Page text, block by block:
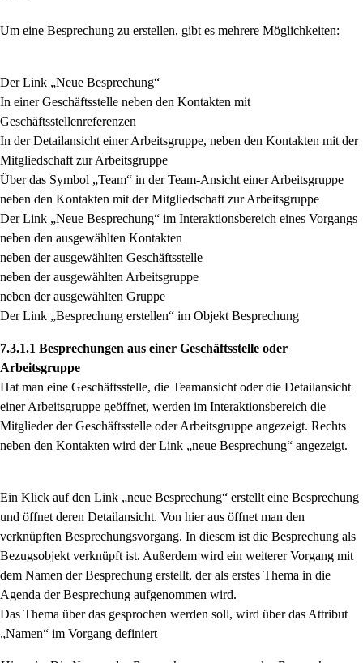
Um eine Besprechung zu erstellen, gibt es mehrere Möglichkeiten:
Der Link „Neue Besprechung“
In einer Geschäftsstelle neben den Kontakten mit
Geschäftsstellenreferenzen
In der Detailansicht einer Arbeitsgruppe, neben den Kontakten mit der
Mitgliedschaft zur Arbeitsgruppe
Über das Symbol „Team“ in der Team-Ansicht einer Arbeitsgruppe
neben den Kontakten mit der Mitgliedschaft zur Arbeitsgruppe
Der Link „Neue Besprechung“ im Interaktionsbereich eines Vorgangs
neben den ausgewählten Kontakten
neben der ausgewählten Geschäftsstelle
neben der ausgewählten Arbeitsgruppe
neben der ausgewählten Gruppe
Der Link „Besprechung erstellen“ im Objekt Besprechung
7.3.1.1 Besprechungen aus einer Geschäftsstelle oder
Arbeitsgruppe
Hat man eine Geschäftsstelle, die Teamansicht oder die Detailansicht
einer Arbeitsgruppe geöffnet, werden im Interaktionsbereich die
Mitglieder der Geschäftsstelle oder Arbeitsgruppe angezeigt. Rechts
neben den Kontakten wird der Link „neue Besprechung“ angezeigt.
Ein Klick auf den Link „neue Besprechung“ erstellt eine Besprechung
und öffnet deren Detailansicht. Von hier aus öffnet man den
verknüpften Besprechungsvorgang. In diesem ist die Besprechung als
Bezugsobjekt verknüpft ist. Außerdem wird ein weiterer Vorgang mit
dem Namen der Besprechung erstellt, der als erstes Thema in die
Agenda der Besprechung aufgenommen wird.
Das Thema über das gesprochen werden soll, wird über das Attribut
„Namen“ im Vorgang definiert